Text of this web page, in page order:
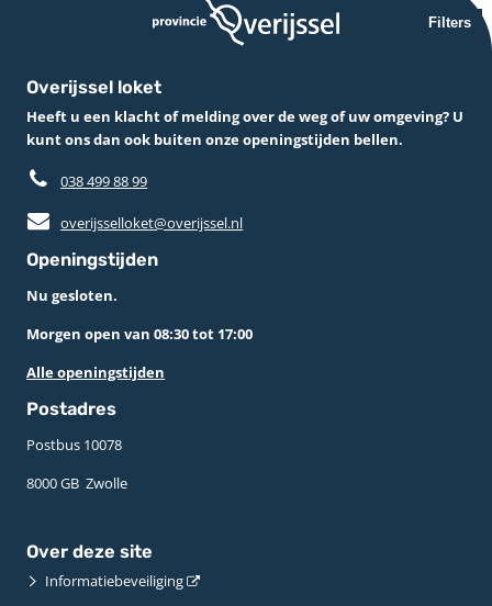
Filters
Overijssel loket
Heeft u een klacht of melding over de weg of uw omgeving? U
kunt ons dan ook buiten onze openingstijden bellen.
038 499 88 99
overijsselloket@overijssel.nl
Openingstijden
Nu gesloten.
Morgen open van 08:30 tot 17:00
Alle openingstijden
Postadres
Postbus 10078 ­
8000 GB ­ Zwolle
Over deze site
Informatiebeveiliging